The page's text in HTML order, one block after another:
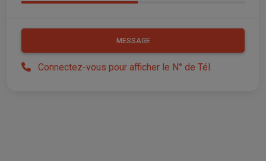
MESSAGE
Connectez-vous pour afficher le N° de Tél.